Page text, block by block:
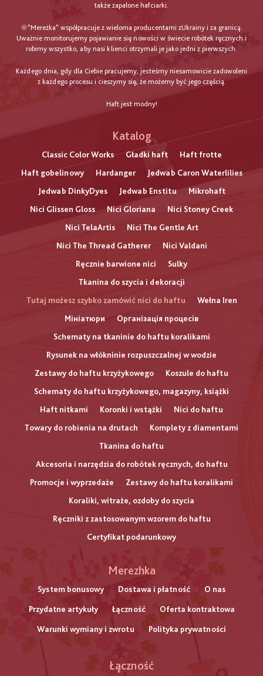
także zapalone hafciarki.
🌞"Mereżka" współpracuje z wieloma producentami zUkrainy i za granicą.
Uważnie monitorujemy pojawianie się nowości w świecie robótek ręcznych i
robimy wszystko, aby nasi klienci otrzymali je jako jedni z pierwszych.
Każdego dnia, gdy dla Ciebie pracujemy, jesteśmy niesamowicie zadowoleni
z każdego procesu i cieszymy się, że możemy być jego częścią.
Haft jest modny!
Katalog
Classic Color Works Gładki haft
Haft frotte
Haft gobelinowy
Hardanger
Jedwab Caron Waterlilies
Jedwab DinkyDyes
Jedwab Enstitu
Mikrohaft
Nici Glissen Gloss
Nici Gloriana
Nici Stoney Creek
Nici TelaArtis
Nici The Gentle Art
Nici The Thread Gatherer
Nici Valdani
Ręcznie barwione nici
Sulky
Tkanina do szycia i dekoracji
Tutaj możesz szybko zamówić nici do haftu
Wełna Iren
Мініатюри
Організація процесів
Schematy na tkaninie do haftu koralikami
Rysunek na włókninie rozpuszczalnej w wodzie
Zestawy do haftu krzyżykowego
Koszule do haftu
Schematy do haftu krzyżykowego, magazyny, książki
Haft nitkami
Koronki i wstążki
Nici do haftu
Towary do robienia na drutach
Komplety z diamentami
Tkanina do haftu
Akcesoria i narzędzia do robótek ręcznych, do haftu
Promocje i wyprzedaże
Zestawy do haftu koralikami
Koraliki, witraże, ozdoby do szycia
Ręczniki z zastosowanym wzorem do haftu
Certyfikat podarunkowy
нижнього
колонтитулу
Merezhka
System bonusowy Dostawa i płatność O nas
Przydatne artykuły Łączność Oferta kontraktowa
Warunki wymiany i zwrotu Polityka prywatności
Łączność